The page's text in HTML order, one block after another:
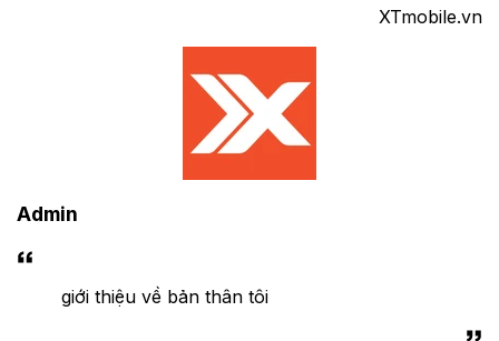
XTmobile.vn
Admin
giới thiệu về bản thân tôi